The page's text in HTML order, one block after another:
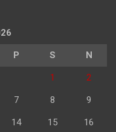
P S N
1 2
7 8 9
14 15 16